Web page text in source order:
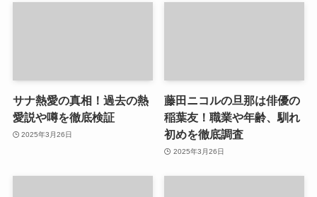
サナ熱愛の真相！過去の熱
愛説や噂を徹底検証
2025年3月26日
藤田ニコルの旦那は俳優の
稲葉友！職業や年齢、馴れ
初めを徹底調査
2025年3月26日